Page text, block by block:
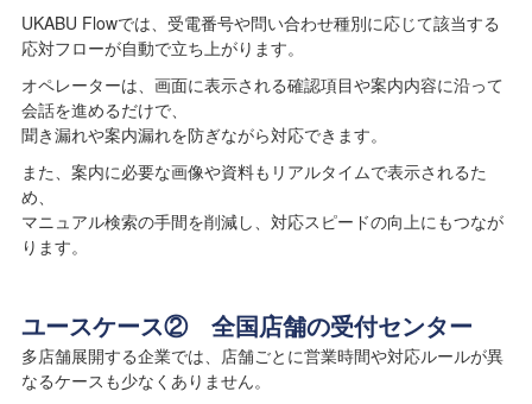
UKABU Flowでは、受電番号や問い合わせ種別に応じて該当する
応対フローが自動で立ち上がります。
オペレーターは、画面に表示される確認項目や案内内容に沿って
会話を進めるだけで、
聞き漏れや案内漏れを防ぎながら対応できます。
また、案内に必要な画像や資料もリアルタイムで表示されるた
め、
マニュアル検索の手間を削減し、対応スピードの向上にもつなが
ります。
ユースケース② 全国店舗の受付センター
多店舗展開する企業では、店舗ごとに営業時間や対応ルールが異
なるケースも少なくありません。